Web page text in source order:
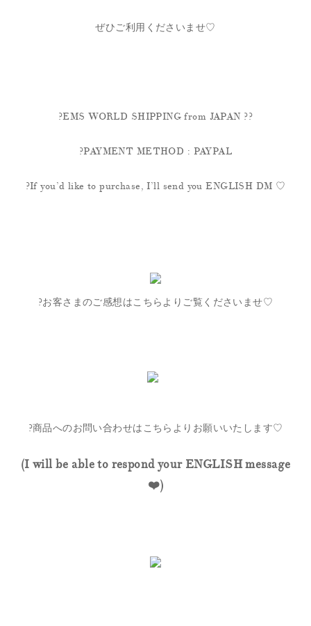
ぜひご利用くださいませ♡
?EMS WORLD SHIPPING from JAPAN ??
?PAYMENT METHOD : PAYPAL
?If you’d like to purchase, I’ll send you ENGLISH DM ♡
?お客さまのご感想はこちらよりご覧くださいませ♡
?商品へのお問い合わせはこちらよりお願いいたします♡
(I will be able to respond your ENGLISH message
❤️)